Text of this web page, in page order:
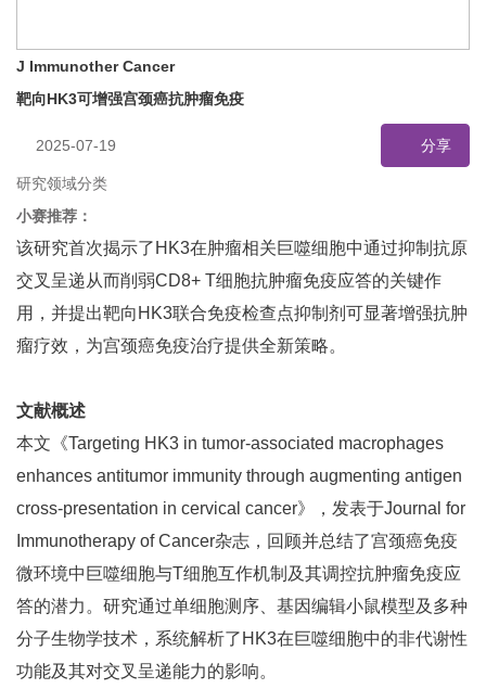
J Immunother Cancer
靶向HK3可增强宫颈癌抗肿瘤免疫
2025-07-19 分享
研究领域分类
小赛推荐：
该研究首次揭示了HK3在肿瘤相关巨噬细胞中通过抑制抗原
交叉呈递从而削弱CD8+ T细胞抗肿瘤免疫应答的关键作
用，并提出靶向HK3联合免疫检查点抑制剂可显著增强抗肿
瘤疗效，为宫颈癌免疫治疗提供全新策略。
文献概述
本文《Targeting HK3 in tumor-associated macrophages
enhances antitumor immunity through augmenting antigen
cross-presentation in cervical cancer》，发表于Journal for
Immunotherapy of Cancer杂志，回顾并总结了宫颈癌免疫
微环境中巨噬细胞与T细胞互作机制及其调控抗肿瘤免疫应
答的潜力。研究通过单细胞测序、基因编辑小鼠模型及多种
分子生物学技术，系统解析了HK3在巨噬细胞中的非代谢性
功能及其对交叉呈递能力的影响。